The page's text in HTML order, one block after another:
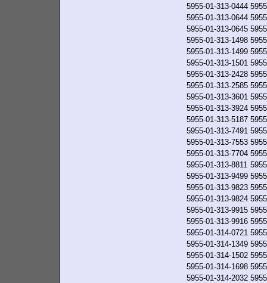
5955-01-313-0444
5955-01-313-0644
5955-01-313-0645
5955-01-313-1498
5955-01-313-1499
5955-01-313-1501
5955-01-313-2428
5955-01-313-2585
5955-01-313-3601
5955-01-313-3924
5955-01-313-5187
5955-01-313-7491
5955-01-313-7553
5955-01-313-7704
5955-01-313-8811
5955-01-313-9499
5955-01-313-9823
5955-01-313-9824
5955-01-313-9915
5955-01-313-9916
5955-01-314-0721
5955-01-314-1349
5955-01-314-1502
5955-01-314-1698
5955-01-314-2032